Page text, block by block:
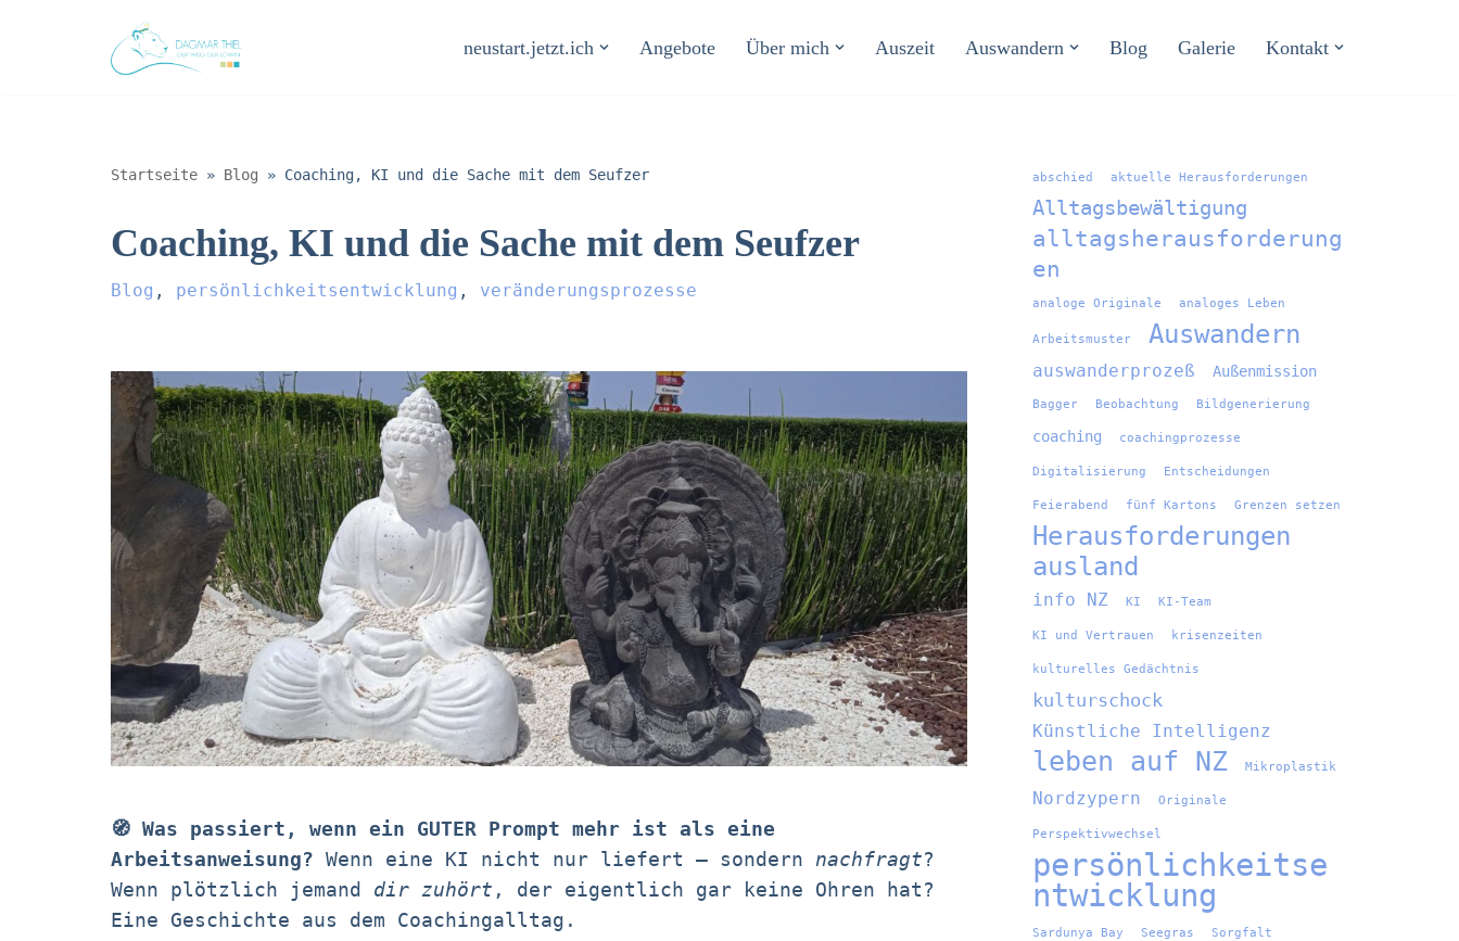
neustart.jetzt.ich Angebote Über mich Auszeit Auswandern Blog Galerie Kontakt
Startseite » Blog » Coaching, KI und die Sache mit dem Seufzer
Coaching, KI und die Sache mit dem Seufzer
Blog , persönlichkeitsentwicklung , veränderungsprozesse
🧭 Was passiert, wenn ein GUTER Prompt mehr ist als eine
Arbeitsanweisung? Wenn eine KI nicht nur liefert – sondern nachfragt?
Wenn plötzlich jemand dir zuhört , der eigentlich gar keine Ohren hat?
Eine Geschichte aus dem Coachingalltag.
abschied aktuelle Herausforderungen
Alltagsbewältigung
alltagsherausforderung
en
analoge Originale analoges Leben
Arbeitsmuster Auswandern
auswanderprozeß Außenmission
Bagger Beobachtung Bildgenerierung
coaching coachingprozesse
Digitalisierung Entscheidungen
Feierabend fünf Kartons Grenzen setzen
Herausforderungen
ausland
info NZ KI KI-Team
KI und Vertrauen krisenzeiten
kulturelles Gedächtnis
kulturschock
Künstliche Intelligenz
leben auf NZ Mikroplastik
Nordzypern Originale
Perspektivwechsel
persönlichkeitse
ntwicklung
Sardunya Bay Seegras Sorgfalt